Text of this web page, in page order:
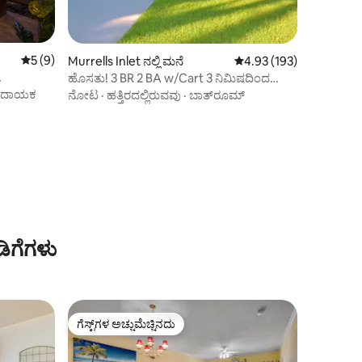
5 ರಲ್ಲಿ 5 ಸರಾಸರಿ ರೇಟಿಂಗ್, 9 ವಿಮರ್ಶೆಗಳು
5 (9)
Murrells Inlet ನಲ್ಲಿ ಮನೆ 5 ರಲ್ಲಿ 4.93 ಸರಾಸರಿ
4.93 (193)
ಹೊಸತು! 3 BR 2 BA w/Cart 3 ನಿಮಿಷದಿಂದ
ಪಿಯರ್, ಕಡಲತೀರ, ಆರ್ಕೇಡ್‌ಗೆ
ನೋಟ · ಹತ್ತಿರದಲ್ಲಿರುವವು · ಬಾತ್‌ರೂಮ್
ಗೆಸ್ಟ್‌ಗಳ ಅಚ್ಚುಮೆಚ್ಚಿನದು
ಗೆಸ್ಟ್‌ಗಳ ಅಚ್ಚುಮೆಚ್ಚಿನದು